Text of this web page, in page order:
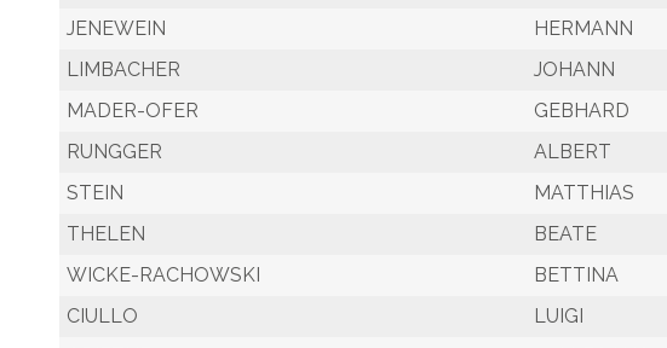
JENEWEIN
HERMANN
LIMBACHER
JOHANN
MADER-OFER
GEBHARD
RUNGGER
ALBERT
STEIN
MATTHIAS
THELEN
BEATE
WICKE-RACHOWSKI
BETTINA
CIULLO
LUIGI